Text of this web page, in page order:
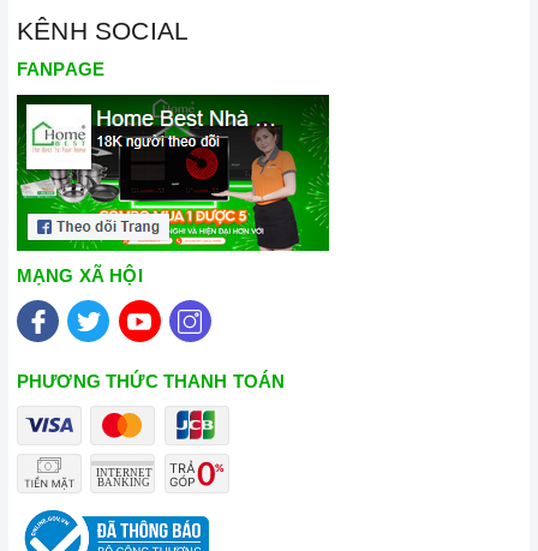
KÊNH SOCIAL
FANPAGE
MẠNG XÃ HỘI
PHƯƠNG THỨC THANH TOÁN